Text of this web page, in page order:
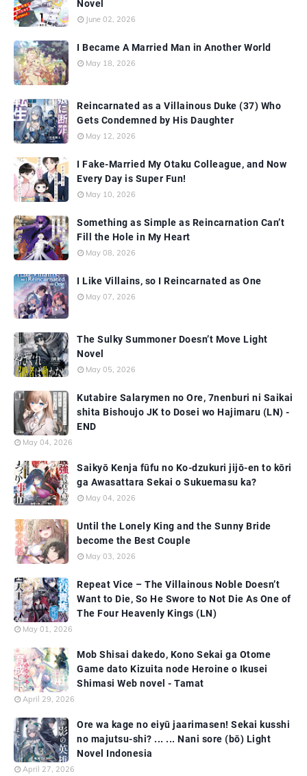
Novel
June 02, 2026
I Became A Married Man in Another World
May 18, 2026
Reincarnated as a Villainous Duke (37) Who
Gets Condemned by His Daughter
May 12, 2026
I Fake-Married My Otaku Colleague, and Now
Every Day is Super Fun!
May 10, 2026
Something as Simple as Reincarnation Can’t
Fill the Hole in My Heart
May 08, 2026
I Like Villains, so I Reincarnated as One
May 07, 2026
The Sulky Summoner Doesn’t Move Light
Novel
May 05, 2026
Kutabire Salarymen no Ore, 7nenburi ni Saikai
shita Bishoujo JK to Dosei wo Hajimaru (LN) -
END
May 04, 2026
Saikyō Kenja fūfu no Ko-dzukuri jijō-en to kōri
ga Awasattara Sekai o Sukuemasu ka?
May 04, 2026
Until the Lonely King and the Sunny Bride
become the Best Couple
May 03, 2026
Repeat Vice – The Villainous Noble Doesn’t
Want to Die, So He Swore to Not Die As One of
The Four Heavenly Kings (LN)
May 01, 2026
Mob Shisai dakedo, Kono Sekai ga Otome
Game dato Kizuita node Heroine o Ikusei
Shimasi Web novel - Tamat
April 29, 2026
Ore wa kage no eiyū jaarimasen! Sekai kusshi
no majutsu-shi? ... ... Nani sore (bō) Light
Novel Indonesia
April 27, 2026